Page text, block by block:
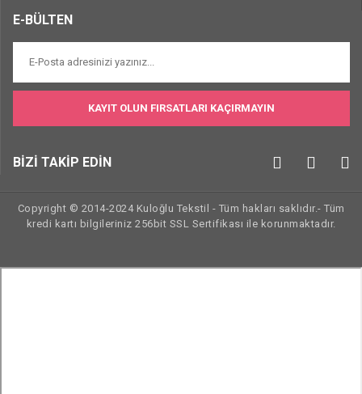
E-BÜLTEN
KAYIT OLUN FIRSATLARI KAÇIRMAYIN
BİZİ TAKİP EDİN
Copyright © 2014-2024 Kuloğlu Tekstil - Tüm hakları saklıdır.- Tüm
kredi kartı bilgileriniz 256bit SSL Sertifikası ile korunmaktadır.